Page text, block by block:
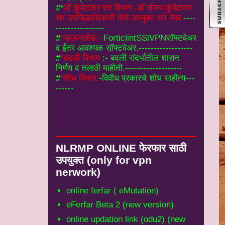
#*डाऊनलोड:-ForticlintSSlVPNसॉफ्टवेअर
व ईतर आवश्यक सॉफ्टवेअर.------------------
#*बदली विभाग:- बदली संदर्भातील शासन
निर्णय व तलाठी माहीती.-------------------
# *शोध विभाग:-विवीध प्रकारचे शोध साहीत्य---
------
NLRMP ONLINE फेरफार साठी
उपयुक्‍त (only for vpn
nerwork)
online ferfar ( eMutation)
eFerfar Beta 2 (new version)
online updation link (odu2) (new